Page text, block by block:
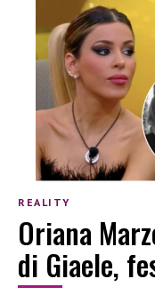
REALITY
Oriana
di Giaele,